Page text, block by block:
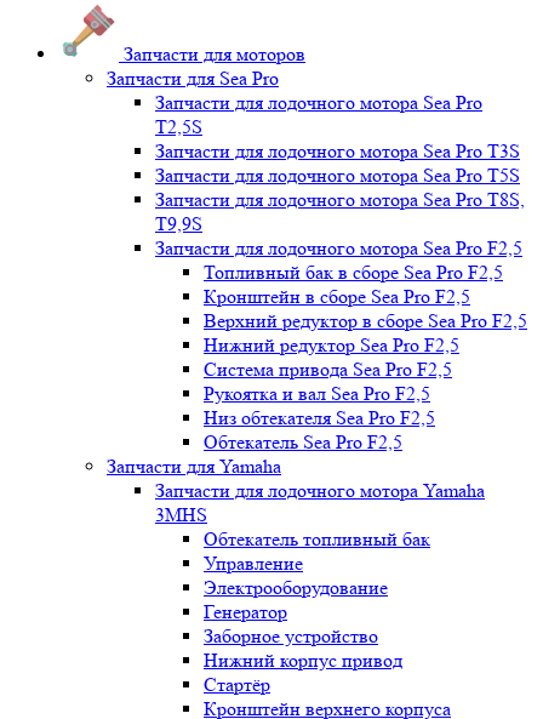
Запчасти для моторов
Запчасти для Sea Pro
Запчасти для лодочного мотора Sea Pro
Т2,5S
Запчасти для лодочного мотора Sea Pro Т3S
Запчасти для лодочного мотора Sea Pro Т5S
Запчасти для лодочного мотора Sea Pro Т8S,
T9,9S
Запчасти для лодочного мотора Sea Pro F2,5
Топливный бак в сборе Sea Pro F2,5
Кронштейн в сборе Sea Pro F2,5
Верхний редуктор в сборе Sea Pro F2,5
Нижний редуктор Sea Pro F2,5
Система привода Sea Pro F2,5
Рукоятка и вал Sea Pro F2,5
Низ обтекателя Sea Pro F2,5
Обтекатель Sea Pro F2,5
Запчасти для Yamaha
Запчасти для лодочного мотора Yamaha
3MHS
Обтекатель топливный бак
Управление
Электрооборудование
Генератор
Заборное устройство
Нижний корпус привод
Стартёр
Кронштейн верхнего корпуса